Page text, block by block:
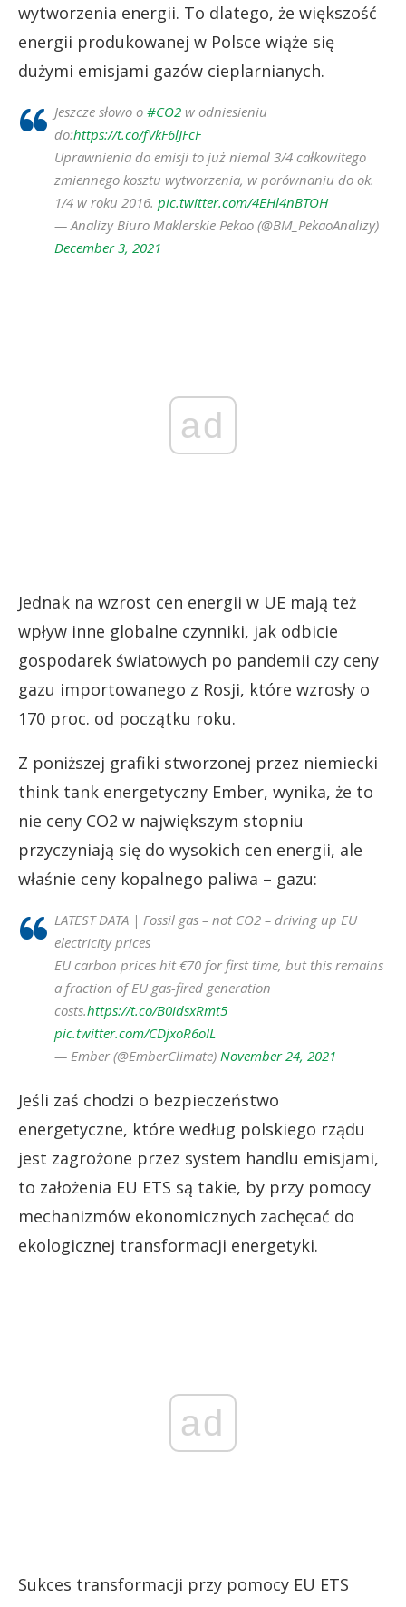
wytworzenia energii. To dlatego, że większość
energii produkowanej w Polsce wiąże się
dużymi emisjami gazów cieplarnianych.
Jeszcze słowo o #CO2 w odniesieniu
do:https://t.co/fVkF6lJFcF
Uprawnienia do emisji to już niemal 3/4 całkowitego
zmiennego kosztu wytworzenia, w porównaniu do ok.
1/4 w roku 2016. pic.twitter.com/4EHl4nBTOH
— Analizy Biuro Maklerskie Pekao (@BM_PekaoAnalizy)
December 3, 2021
ad
Jednak na wzrost cen energii w UE mają też
wpływ inne globalne czynniki, jak odbicie
gospodarek światowych po pandemii czy ceny
gazu importowanego z Rosji, które wzrosły o
170 proc. od początku roku.
Z poniższej grafiki stworzonej przez niemiecki
think tank energetyczny Ember, wynika, że to
nie ceny CO2 w największym stopniu
przyczyniają się do wysokich cen energii, ale
właśnie ceny kopalnego paliwa – gazu:
LATEST DATA | Fossil gas – not CO2 – driving up EU
electricity prices
EU carbon prices hit €70 for first time, but this remains
a fraction of EU gas-fired generation
costs.https://t.co/B0idsxRmt5
pic.twitter.com/CDjxoR6oIL
— Ember (@EmberClimate) November 24, 2021
Jeśli zaś chodzi o bezpieczeństwo
energetyczne, które według polskiego rządu
jest zagrożone przez system handlu emisjami,
to założenia EU ETS są takie, by przy pomocy
mechanizmów ekonomicznych zachęcać do
ekologicznej transformacji energetyki.
ad
Sukces transformacji przy pomocy EU ETS